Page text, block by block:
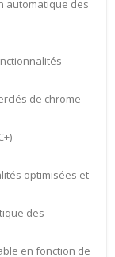
automatique des
de chrome
optimisées et
des
en fonction de